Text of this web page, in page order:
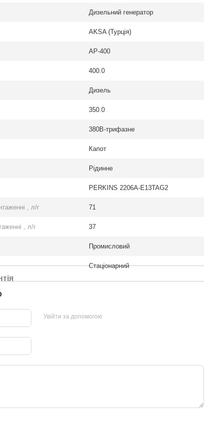
Дизельний генератор
AKSA (Турція)
AP-400
400.0
Дизель
350.0
380В-трифазне
Капот
Рідинне
PERKINS 2206A-E13TAG2
, л/г 71
, л/г 37
Промисловий
Стаціонарний
Увійти за допомогою